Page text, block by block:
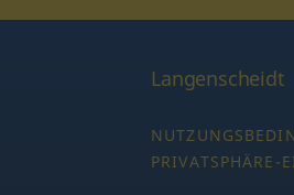
Langenscheidt
PRIVATSPHÄRE-